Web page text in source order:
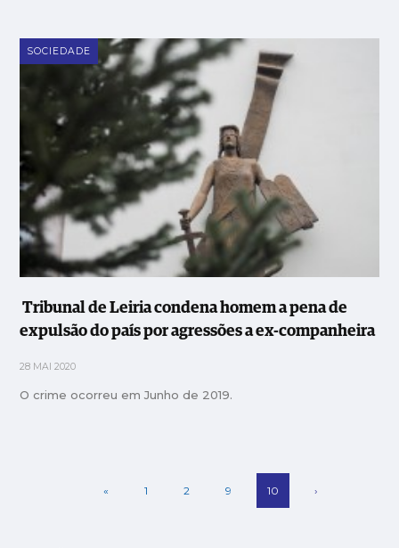
SOCIEDADE
Tribunal de Leiria condena homem a pena de
expulsão do país por agressões a ex-companheira
28 MAI 2020
O crime ocorreu em Junho de 2019.
« 1 2 9 10 ›